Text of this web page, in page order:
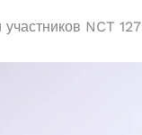
NCT 127